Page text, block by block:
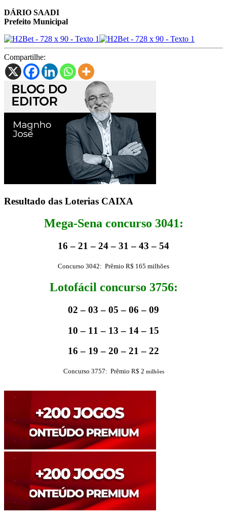
DÁRIO SAADI
Prefeito Municipal
Compartilhe:
Resultado das Loterias CAIXA
Mega-Sena concurso 3041:
16 – 21 – 24 – 31 – 43 – 54
Concurso 3042: Prêmio R$ 165 milhões
Lotofácil concurso 3756:
02 – 03 – 05 – 06 – 09
10 – 11 – 13 – 14 – 15
16 – 19 – 20 – 21 – 22
Concurso 3757: Prêmio R$ 2 milhões